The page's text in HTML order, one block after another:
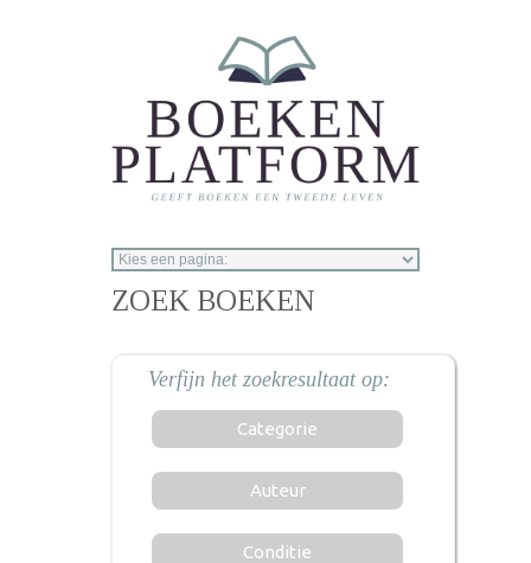
ZOEK BOEKEN
Categorie
Auteur
Conditie